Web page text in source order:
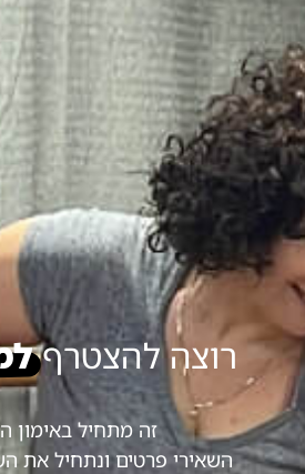
רוצה להצטרף
זה מתחיל באימון
השאירי פרטים ונתחיל את